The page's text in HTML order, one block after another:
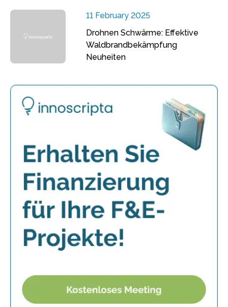
11 February 2025
Drohnen Schwärme: Effektive
Waldbrandbekämpfung
Neuheiten